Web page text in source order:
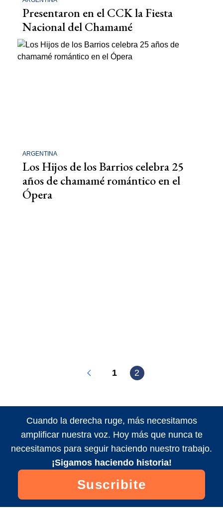
Presentaron en el CCK la Fiesta
Nacional del Chamamé
ARGENTINA
Los Hijos de los Barrios celebra 25
años de chamamé romántico en el
Ópera
1 2
Cuando la derecha ruge, más necesitamos
amplificar nuestra voz. Hoy más que nunca te
necesitamos para seguir haciendo nuestro trabajo.
¡Sigamos haciendo historia!
Suscribite